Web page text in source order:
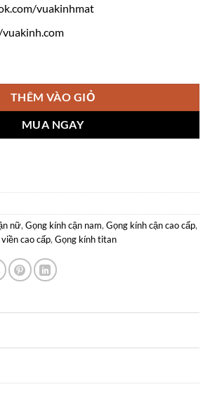
vuakinhmat
THÊM VÀO GIỎ
MUA NGAY
nữ, Gọng kính cận nam, Gọng kính cận cao cấp,
cao cấp, Gọng kính titan